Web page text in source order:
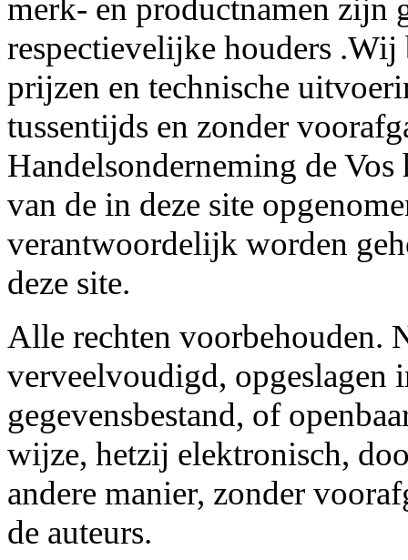
merk- en productnamen zijn
respectievelijke houders .Wij
prijzen en technische
tussentijds en zonder
Handelsonderneming de
van de in deze site
verantwoordelijk worden
deze site.
Alle rechten voorbehouden.
verveelvoudigd, opgeslagen
gegevensbestand, of
wijze, hetzij elektronisch,
andere manier, zonder
de auteurs.